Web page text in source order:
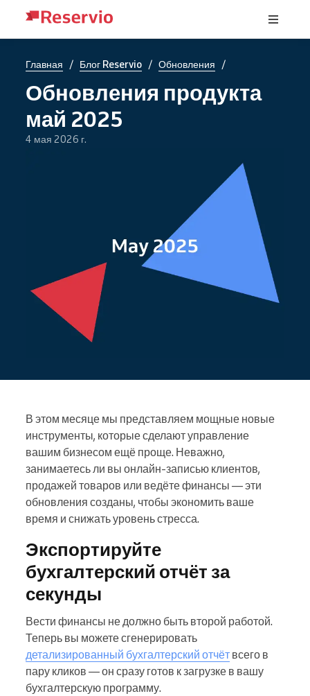
Главная / Блог Reservio / Обновления /
Обновления продукта
май 2025
4 мая 2026 г.
В этом месяце мы представляем мощные новые
инструменты, которые сделают управление
вашим бизнесом ещё проще. Неважно,
занимаетесь ли вы онлайн-записью клиентов,
продажей товаров или ведёте финансы — эти
обновления созданы, чтобы экономить ваше
время и снижать уровень стресса.
Экспортируйте
бухгалтерский отчёт за
секунды
Вести финансы не должно быть второй работой.
Теперь вы можете сгенерировать
детализированный бухгалтерский отчёт всего в
пару кликов — он сразу готов к загрузке в вашу
бухгалтерскую программу.